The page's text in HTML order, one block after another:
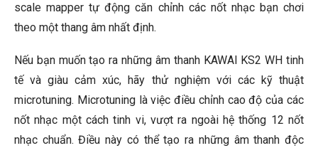
scale mapper tự động căn chỉnh các nốt nhạc bạn chơi
theo một thang âm nhất định.
Nếu bạn muốn tạo ra những âm thanh KAWAI KS2 WH tinh
tế và giàu cảm xúc, hãy thử nghiệm với các kỹ thuật
microtuning. Microtuning là việc điều chỉnh cao độ của các
nốt nhạc một cách tinh vi, vượt ra ngoài hệ thống 12 nốt
nhạc chuẩn. Điều này có thể tạo ra những âm thanh độc